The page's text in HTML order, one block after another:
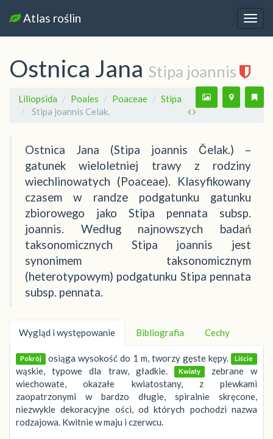
Atlas roślin
Ostnica Jana Stipa joannis
Liliopsida Poales Poaceae
Stipa
Stipa joannis Celak.
Ostnica Jana (Stipa joannis Čelak.) –
gatunek wieloletniej trawy z rodziny
wiechlinowatych (Poaceae). Klasyfikowany
czasem w randze podgatunku gatunku
zbiorowego jako Stipa pennata subsp.
joannis. Według najnowszych badań
taksonomicznych Stipa joannis jest
synonimem taksonomicznym
(heterotypowym) podgatunku Stipa pennata
subsp. pennata.
Wygląd i występowanie Bibliografia Cechy
Pokrój osiąga wysokość do 1 m, tworzy gęste kępy. Liście
wąskie, typowe dla traw, gładkie. Kwiaty zebrane w
wiechowate, okazałe kwiatostany, z plewkami
zaopatrzonymi w bardzo długie, spiralnie skręcone,
niezwykle dekoracyjne ości, od których pochodzi nazwa
rodzajowa. Kwitnie w maju i czerwcu.